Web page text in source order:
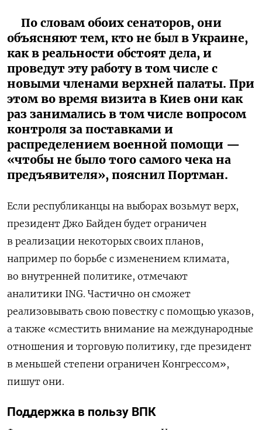
По словам обоих сенаторов, они
объясняют тем, кто не был в Украине,
как в реальности обстоят дела, и
проведут эту работу в том числе с
новыми членами верхней палаты. При
этом во время визита в Киев они как
раз занимались в том числе вопросом
контроля за поставками и
распределением военной помощи —
«чтобы не было того самого чека на
предъявителя», пояснил Портман.
Если республиканцы на выборах возьмут верх,
президент Джо Байден будет ограничен
в реализации некоторых своих планов,
например по борьбе с изменением климата,
во внутренней политике, отмечают
аналитики ING. Частично он сможет
реализовывать свою повестку с помощью указов,
а также «сместить внимание на международные
отношения и торговую политику, где президент
в меньшей степени ограничен Конгрессом»,
пишут они.
Поддержка в пользу ВПК